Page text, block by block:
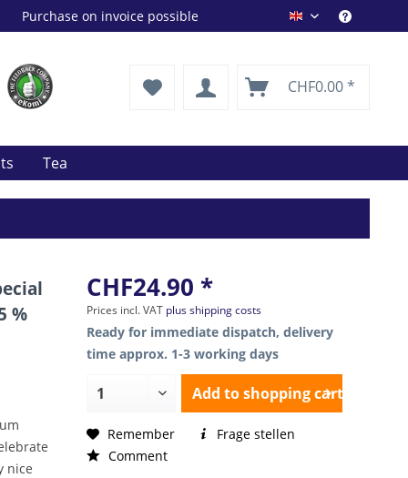
Purchase on invoice possible Drink Shop EN
CHF0.00 *
Tea
%
nice
CHF24.90 *
Prices incl. VAT plus shipping costs
Ready for immediate dispatch, delivery
time approx. 1-3 working days
Add toshopping cart
Remember
Comment
Frage stellen